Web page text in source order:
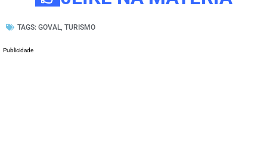
TAGS: GOVAL TURISMO
Publicidade